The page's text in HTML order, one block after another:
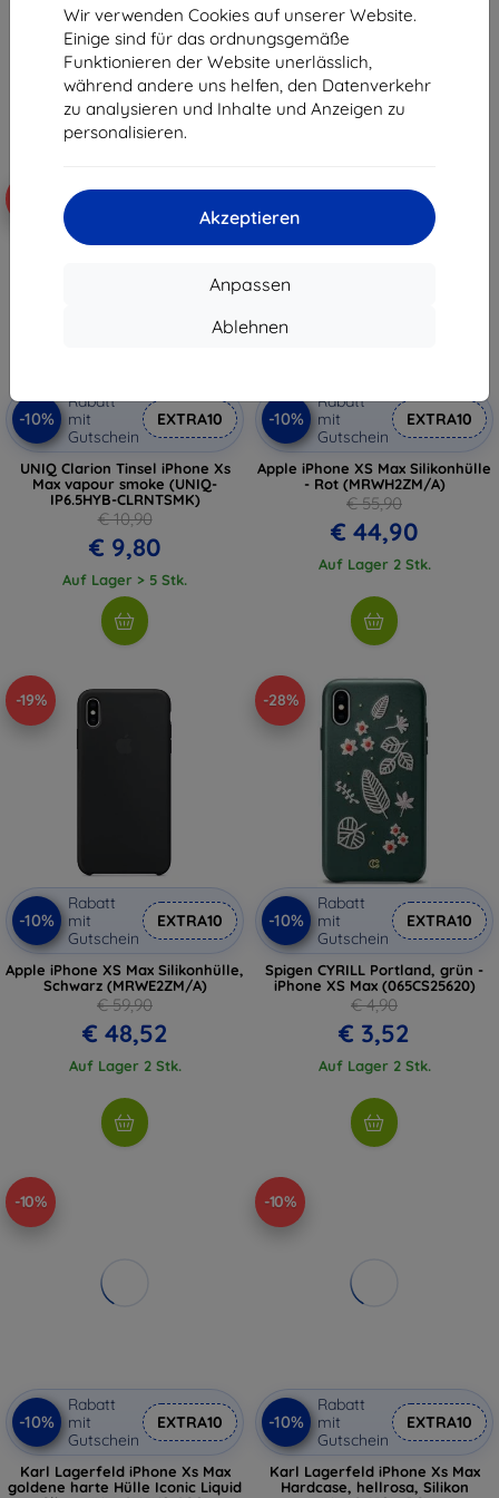
Wir verwenden Cookies auf unserer Website.
Einige sind für das ordnungsgemäße
Funktionieren der Website unerlässlich,
während andere uns helfen, den Datenverkehr
zu analysieren und Inhalte und Anzeigen zu
personalisieren.
Akzeptieren
Anpassen
Ablehnen
€ 10,90
€ 9,80
Auf Lager > 5 Stk.
€ 10,90
€ 9,80
Auf Lager > 5 Stk.
-10%
Rabatt
mit
Gutschein
EXTRA10
UNIQ Clarion Tinsel iPhone Xs
Max vapour smoke (UNIQ-
IP6.5HYB-CLRNTSMK)
€ 10,90
€ 9,80
Auf Lager > 5 Stk.
-10%
Rabatt
mit
Gutschein
EXTRA10
Apple iPhone XS Max Silikonhülle
- Rot (MRWH2ZM/A)
€ 55,90
€ 44,90
Auf Lager 2 Stk.
-19%
-10%
Rabatt
mit
Gutschein
EXTRA10
Apple iPhone XS Max Silikonhülle,
Schwarz (MRWE2ZM/A)
€ 59,90
€ 48,52
Auf Lager 2 Stk.
-28%
-10%
Rabatt
mit
Gutschein
EXTRA10
Spigen CYRILL Portland, grün -
iPhone XS Max (065CS25620)
€ 4,90
€ 3,52
Auf Lager 2 Stk.
-10%
-10%
Rabatt
mit
Gutschein
EXTRA10
Karl Lagerfeld iPhone Xs Max
goldene harte Hülle Iconic Liquid
-10%
-10%
Rabatt
mit
Gutschein
EXTRA10
Karl Lagerfeld iPhone Xs Max
Hardcase, hellrosa, Silikon